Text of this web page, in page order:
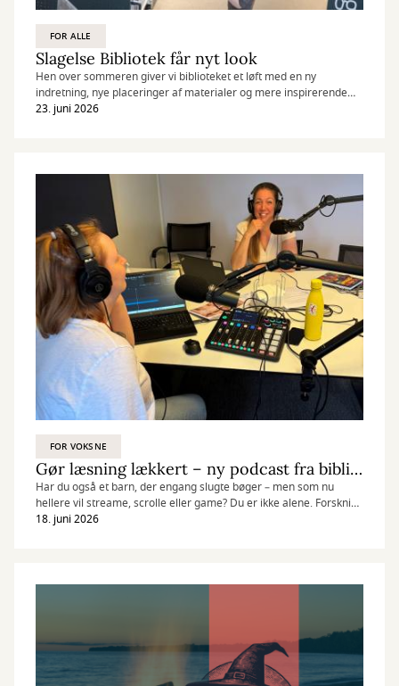
FOR ALLE
Slagelse Bibliotek får nyt look
Hen over sommeren giver vi biblioteket et løft med en ny
indretning, nye placeringer af materialer og mere inspirerende
områder for både børn, unge og voksne.
23. juni 2026
FOR VOKSNE
Gør læsning lækkert – ny podcast fra biblioteket giver læselysten et kærligt skub
Har du også et barn, der engang slugte bøger – men som nu
hellere vil streame, scrolle eller game? Du er ikke alene. Forskning
viser nemlig, at mange børn mister læselysten i alderen 10-15 år.
18. juni 2026